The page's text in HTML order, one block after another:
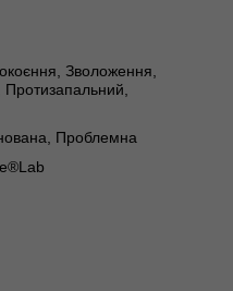
Зволоження,
Проблемна